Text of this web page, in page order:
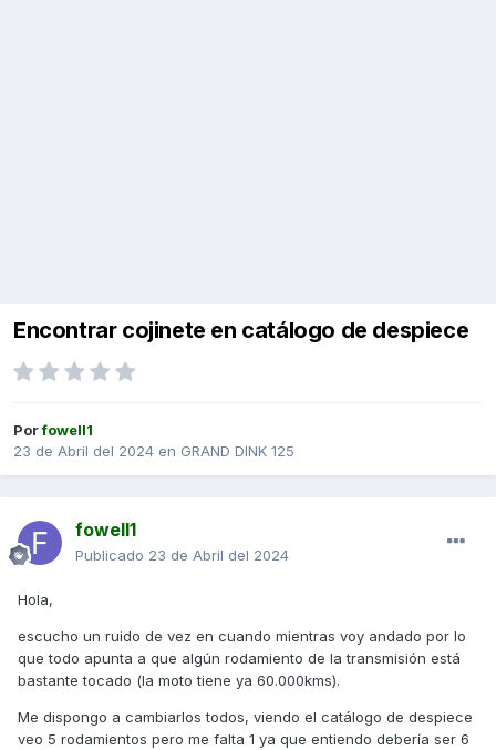
Encontrar cojinete en catálogo de despiece
Porfowell1
23 de Abril del 2024 en GRAND DINK 125
fowell1
Publicado 23 de Abril del 2024
Hola,
escucho un ruido de vez en cuando mientras voy andado por lo
que todo apunta a que algún rodamiento de la transmisión está
bastante tocado (la moto tiene ya 60.000kms).
Me dispongo a cambiarlos todos, viendo el catálogo de despiece
veo 5 rodamientos pero me falta 1 ya que entiendo debería ser 6